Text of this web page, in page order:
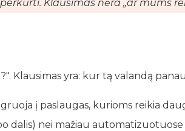
Klausimas nėra „ar mums
Klausimas yra: kur tą valandą
į paslaugas, kurioms reikia
dalis) nei mažiau